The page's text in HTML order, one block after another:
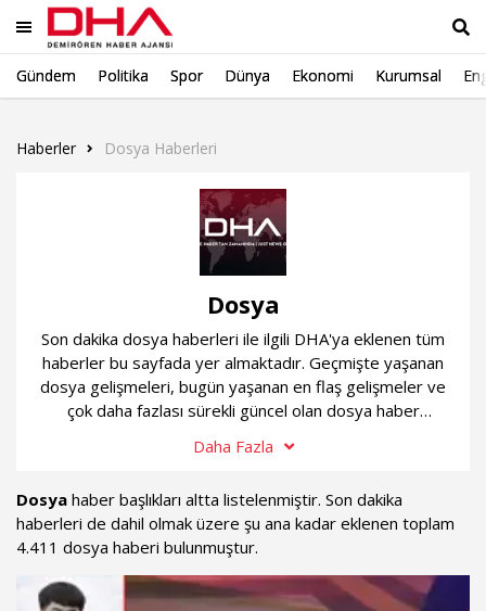
Gündem Politika Spor Dünya Ekonomi Kurumsal
Haberler Dosya Haberleri
Dosya
Son dakika dosya haberleri ile ilgili DHA'ya eklenen tüm
haberler bu sayfada yer almaktadır. Geçmişte yaşanan
dosya gelişmeleri, bugün yaşanan en flaş gelişmeler ve
çok daha fazlası sürekli güncel olan dosya haber
Daha Fazla
Dosya haber başlıkları altta listelenmiştir. Son dakika
haberleri de dahil olmak üzere şu ana kadar eklenen toplam
4.411 dosya haberi bulunmuştur.